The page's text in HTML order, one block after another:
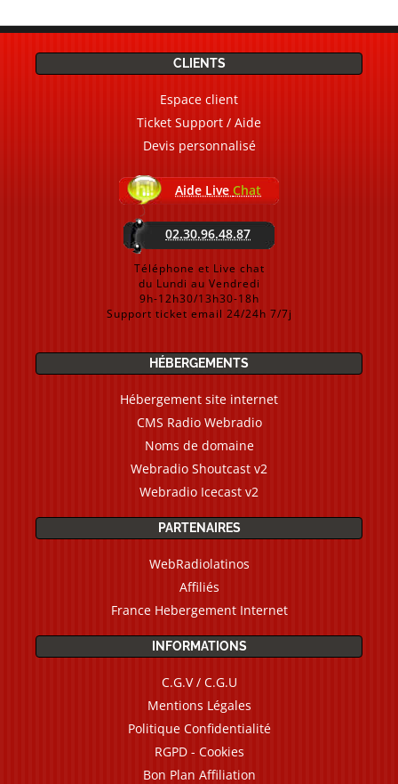
CLIENTS
Espace client
Ticket Support / Aide
Devis personnalisé
Aide Live Chat
02.30.96.48.87
Téléphone et Live chat
du Lundi au Vendredi
9h-12h30/13h30-18h
Support ticket email 24/24h 7/7j
HÉBERGEMENTS
Hébergement site internet
CMS Radio Webradio
Noms de domaine
Webradio Shoutcast v2
Webradio Icecast v2
PARTENAIRES
WebRadiolatinos
Affiliés
France Hebergement Internet
INFORMATIONS
C.G.V / C.G.U
Mentions Légales
Politique Confidentialité
RGPD - Cookies
Bon Plan Affiliation